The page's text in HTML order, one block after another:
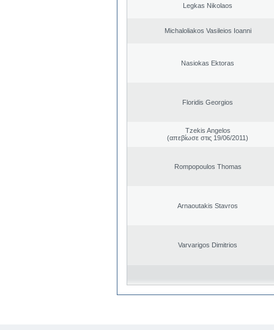
Legkas Nikolaos
Michaloliakos Vasileios Ioanni
Nasiokas Ektoras
Floridis Georgios
Tzekis Angelos
(απεβίωσε στις 19/06/2011)
Rompopoulos Thomas
Arnaoutakis Stavros
Varvarigos Dimitrios